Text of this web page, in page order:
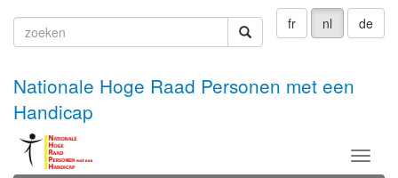
fr nl de
zoeken
Nationale Hoge Raad Personen met een
Handicap
Menu